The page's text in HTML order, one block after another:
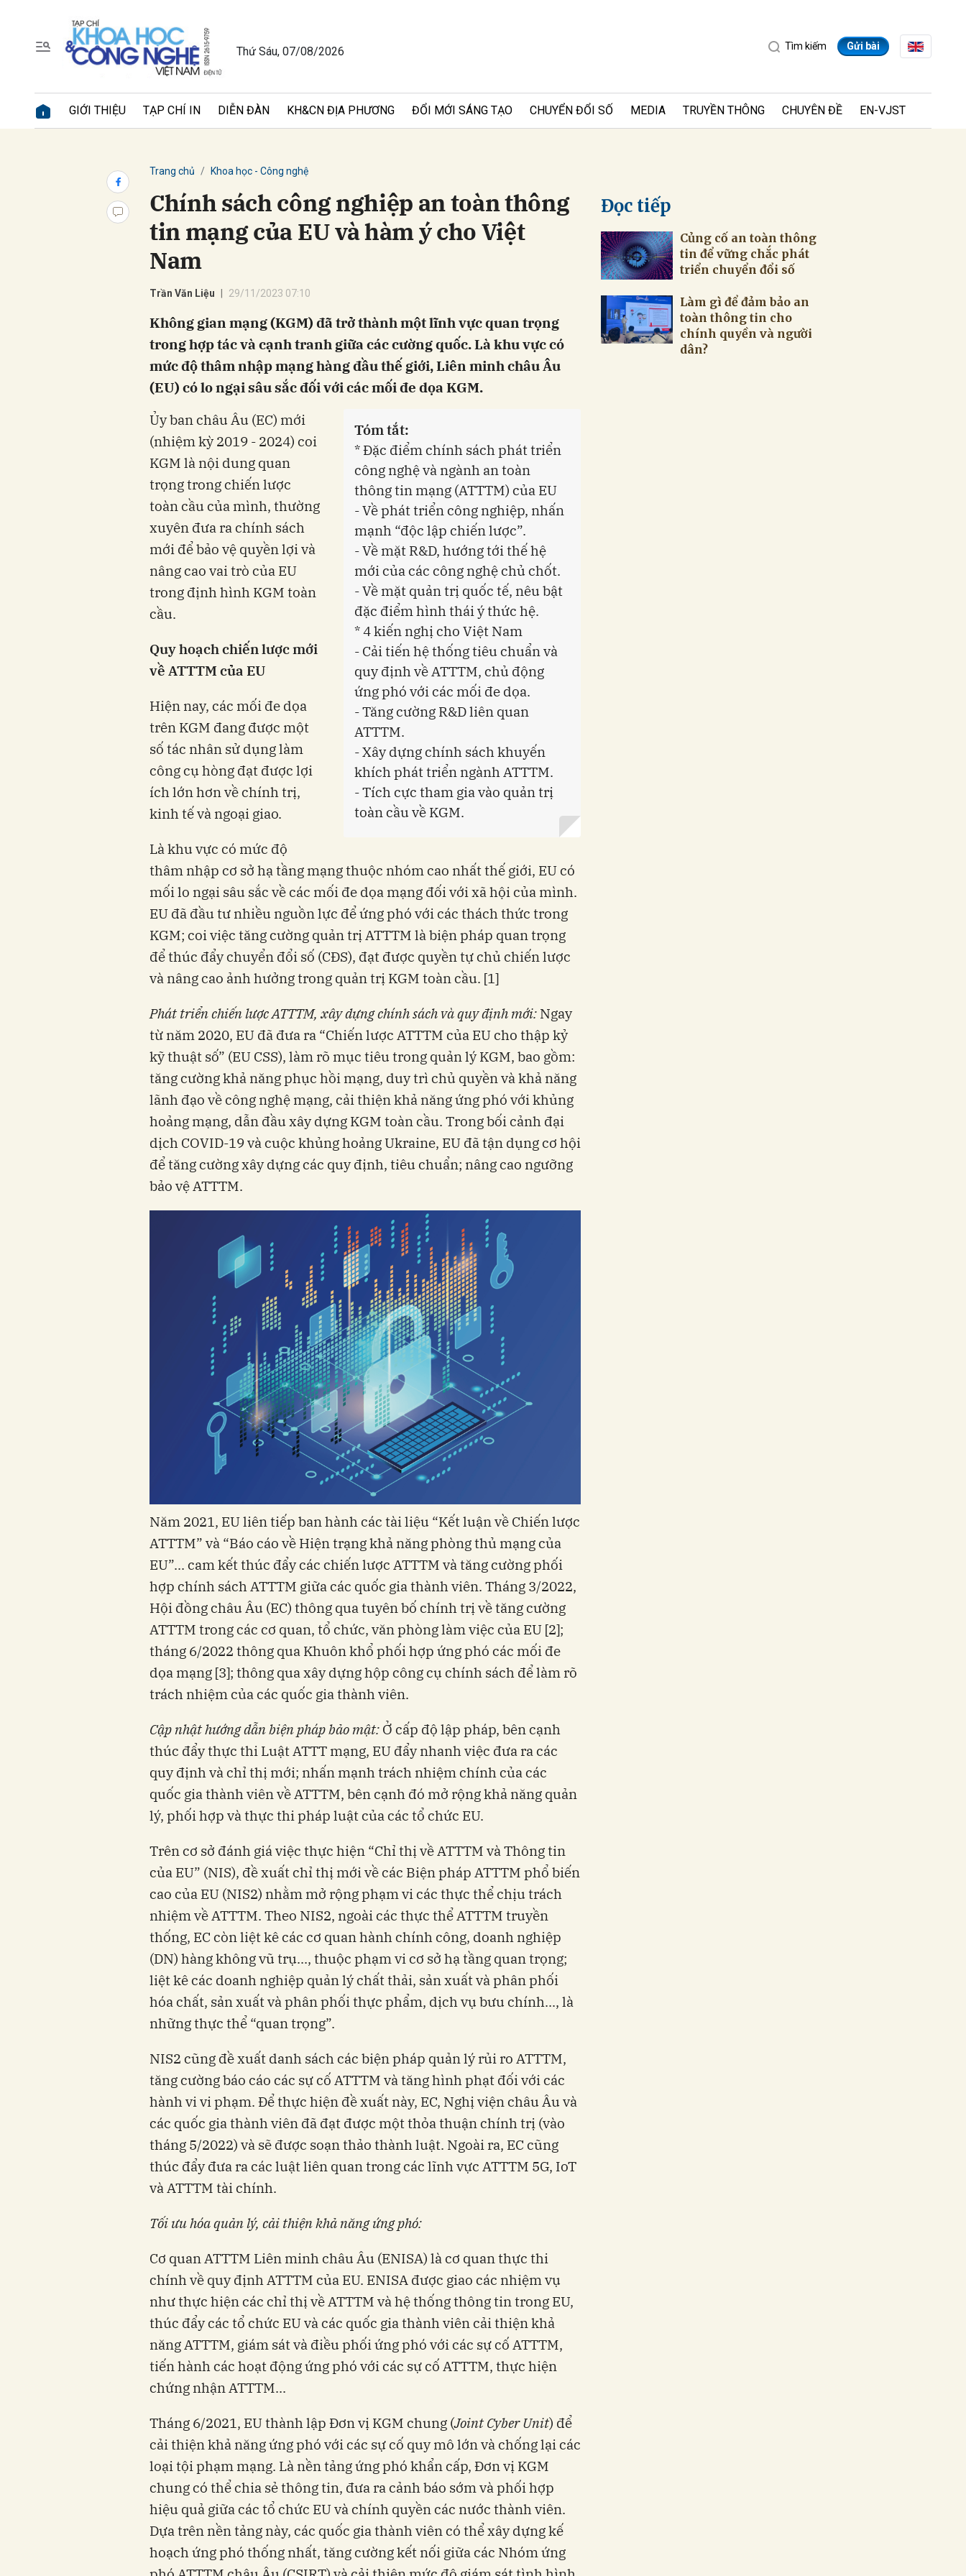
Thứ Sáu, 07/08/2026 Tìm kiếm Gửi bài
GIỚI THIỆU TẠP CHÍ IN DIỄN ĐÀN KH&CN ĐỊA PHƯƠNG ĐỔI MỚI SÁNG TẠO CHUYỂN ĐỔI SỐ MEDIA TRUYỀN THÔNG CHUYÊN ĐỀ EN-VJST
Trang chủ Khoa học - Công nghệ
Chính sách công nghiệp an toàn thông
tin mạng của EU và hàm ý cho Việt
Nam
Trần Văn Liệu 29/11/2023 07:10
Không gian mạng (KGM) đã trở thành một lĩnh vực quan trọng
trong hợp tác và cạnh tranh giữa các cường quốc. Là khu vực có
mức độ thâm nhập mạng hàng đầu thế giới, Liên minh châu Âu
(EU) có lo ngại sâu sắc đối với các mối đe dọa KGM.
Tóm tắt:
* Đặc điểm chính sách phát triển
công nghệ và ngành an toàn
thông tin mạng (ATTTM) của EU
- Về phát triển công nghiệp, nhấn
mạnh “độc lập chiến lược”.
- Về mặt R&D, hướng tới thế hệ
mới của các công nghệ chủ chốt.
- Về mặt quản trị quốc tế, nêu bật
đặc điểm hình thái ý thức hệ.
* 4 kiến nghị cho Việt Nam
- Cải tiến hệ thống tiêu chuẩn và
quy định về ATTTM, chủ động
ứng phó với các mối đe dọa.
- Tăng cường R&D liên quan
ATTTM.
- Xây dựng chính sách khuyến
khích phát triển ngành ATTTM.
- Tích cực tham gia vào quản trị
toàn cầu về KGM.
Ủy ban châu Âu (EC) mới
(nhiệm kỳ 2019 - 2024) coi
KGM là nội dung quan
trọng trong chiến lược
toàn cầu của mình, thường
xuyên đưa ra chính sách
mới để bảo vệ quyền lợi và
nâng cao vai trò của EU
trong định hình KGM toàn
cầu.
Quy hoạch chiến lược mới
về ATTTM của EU
Hiện nay, các mối đe dọa
trên KGM đang được một
số tác nhân sử dụng làm
công cụ hòng đạt được lợi
ích lớn hơn về chính trị,
kinh tế và ngoại giao.
Là khu vực có mức độ
thâm nhập cơ sở hạ tầng mạng thuộc nhóm cao nhất thế giới, EU có
mối lo ngại sâu sắc về các mối đe dọa mạng đối với xã hội của mình.
EU đã đầu tư nhiều nguồn lực để ứng phó với các thách thức trong
KGM; coi việc tăng cường quản trị ATTTM là biện pháp quan trọng
để thúc đẩy chuyển đổi số (CĐS), đạt được quyền tự chủ chiến lược
và nâng cao ảnh hưởng trong quản trị KGM toàn cầu. [1]
Phát triển chiến lược ATTTM, xây dựng chính sách và quy định mới: Ngay
từ năm 2020, EU đã đưa ra “Chiến lược ATTTM của EU cho thập kỷ
kỹ thuật số” (EU CSS), làm rõ mục tiêu trong quản lý KGM, bao gồm:
tăng cường khả năng phục hồi mạng, duy trì chủ quyền và khả năng
lãnh đạo về công nghệ mạng, cải thiện khả năng ứng phó với khủng
hoảng mạng, dẫn đầu xây dựng KGM toàn cầu. Trong bối cảnh đại
dịch COVID-19 và cuộc khủng hoảng Ukraine, EU đã tận dụng cơ hội
để tăng cường xây dựng các quy định, tiêu chuẩn; nâng cao ngưỡng
bảo vệ ATTTM.
Năm 2021, EU liên tiếp ban hành các tài liệu “Kết luận về Chiến lược
ATTTM” và “Báo cáo về Hiện trạng khả năng phòng thủ mạng của
EU”... cam kết thúc đẩy các chiến lược ATTTM và tăng cường phối
hợp chính sách ATTTM giữa các quốc gia thành viên. Tháng 3/2022,
Hội đồng châu Âu (EC) thông qua tuyên bố chính trị về tăng cường
ATTTM trong các cơ quan, tổ chức, văn phòng làm việc của EU [2];
tháng 6/2022 thông qua Khuôn khổ phối hợp ứng phó các mối đe
dọa mạng [3]; thông qua xây dựng hộp công cụ chính sách để làm rõ
trách nhiệm của các quốc gia thành viên.
Cập nhật hướng dẫn biện pháp bảo mật: Ở cấp độ lập pháp, bên cạnh
thúc đẩy thực thi Luật ATTT mạng, EU đẩy nhanh việc đưa ra các
quy định và chỉ thị mới; nhấn mạnh trách nhiệm chính của các
quốc gia thành viên về ATTTM, bên cạnh đó mở rộng khả năng quản
lý, phối hợp và thực thi pháp luật của các tổ chức EU.
Trên cơ sở đánh giá việc thực hiện “Chỉ thị về ATTTM và Thông tin
của EU” (NIS), đề xuất chỉ thị mới về các Biện pháp ATTTM phổ biến
cao của EU (NIS2) nhằm mở rộng phạm vi các thực thể chịu trách
nhiệm về ATTTM. Theo NIS2, ngoài các thực thể ATTTM truyền
thống, EC còn liệt kê các cơ quan hành chính công, doanh nghiệp
(DN) hàng không vũ trụ..., thuộc phạm vi cơ sở hạ tầng quan trọng;
liệt kê các doanh nghiệp quản lý chất thải, sản xuất và phân phối
hóa chất, sản xuất và phân phối thực phẩm, dịch vụ bưu chính..., là
những thực thể “quan trọng”.
NIS2 cũng đề xuất danh sách các biện pháp quản lý rủi ro ATTTM,
tăng cường báo cáo các sự cố ATTTM và tăng hình phạt đối với các
hành vi vi phạm. Để thực hiện đề xuất này, EC, Nghị viện châu Âu và
các quốc gia thành viên đã đạt được một thỏa thuận chính trị (vào
tháng 5/2022) và sẽ được soạn thảo thành luật. Ngoài ra, EC cũng
thúc đẩy đưa ra các luật liên quan trong các lĩnh vực ATTTM 5G, IoT
và ATTTM tài chính.
Tối ưu hóa quản lý, cải thiện khả năng ứng phó:
Cơ quan ATTTM Liên minh châu Âu (ENISA) là cơ quan thực thi
chính về quy định ATTTM của EU. ENISA được giao các nhiệm vụ
như thực hiện các chỉ thị về ATTTM và hệ thống thông tin trong EU,
thúc đẩy các tổ chức EU và các quốc gia thành viên cải thiện khả
năng ATTTM, giám sát và điều phối ứng phó với các sự cố ATTTM,
tiến hành các hoạt động ứng phó với các sự cố ATTTM, thực hiện
chứng nhận ATTTM...
Tháng 6/2021, EU thành lập Đơn vị KGM chung (Joint Cyber Unit) để
cải thiện khả năng ứng phó với các sự cố quy mô lớn và chống lại các
loại tội phạm mạng. Là nền tảng ứng phó khẩn cấp, Đơn vị KGM
chung có thể chia sẻ thông tin, đưa ra cảnh báo sớm và phối hợp
hiệu quả giữa các tổ chức EU và chính quyền các nước thành viên.
Dựa trên nền tảng này, các quốc gia thành viên có thể xây dựng kế
hoạch ứng phó thống nhất, tăng cường kết nối giữa các Nhóm ứng
Đọc tiếp
Củng cố an toàn thông
tin để vững chắc phát
triển chuyển đổi số
Làm gì để đảm bảo an
toàn thông tin cho
chính quyền và người
dân?
Gửi